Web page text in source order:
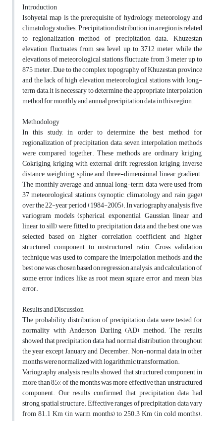
Introduction
Isohyetal map is the prerequisite of hydrology, meteorology and
climatology studies. Precipitation distribution in a region is related
to regionalization method of precipitation data. Khuzestan
elevation fluctuates from sea level up to 3712 meter while the
elevations of meteorological stations fluctuate from 3 meter up to
875 meter. Due to the complex topography of Khuzestan province
and the lack of high elevation meteorological stations with long-
term data, it is necessary to determine the appropriate interpolation
method for monthly and annual precipitation data in this region.
Methodology
In this study, in order to determine the best method for
regionalization of precipitation data, seven interpolation methods
were compared together. These methods are ordinary kriging,
Cokriging, kriging with external drift, regression kriging, inverse
distance weighting, spline and three-dimensional linear gradient.
The monthly average and annual long-term data were used from
37 meteorological stations (synoptic, climatology and rain gage)
over the 22-year period (1984-2005). In variography analysis, five
variogram models (spherical, exponential, Gaussian, linear and
linear to sill) were fitted to precipitation data and the best one was
selected based on higher correlation coefficient and higher
structured component to unstructured ratio. Cross validation
technique was used to compare the interpolation methods and the
best one was chosen based on regression analysis, and calculation of
some error indices like as root mean square error and mean bias
error.
Results and Discussion
The probability distribution of precipitation data were tested for
normality with Anderson Darling (AD) method. The results
showed that precipitation data had normal distribution throughout
the year except January and December. Non-normal data in other
months were normalized with logarithmic transformation.
Variography analysis results showed that structured component in
more than 85% of the months was more effective than unstructured
component. Our results confirmed that precipitation data had
strong spatial structure. Effective ranges of precipitation data vary
from 81.1 Km (in warm months) to 250.3 Km (in cold months).